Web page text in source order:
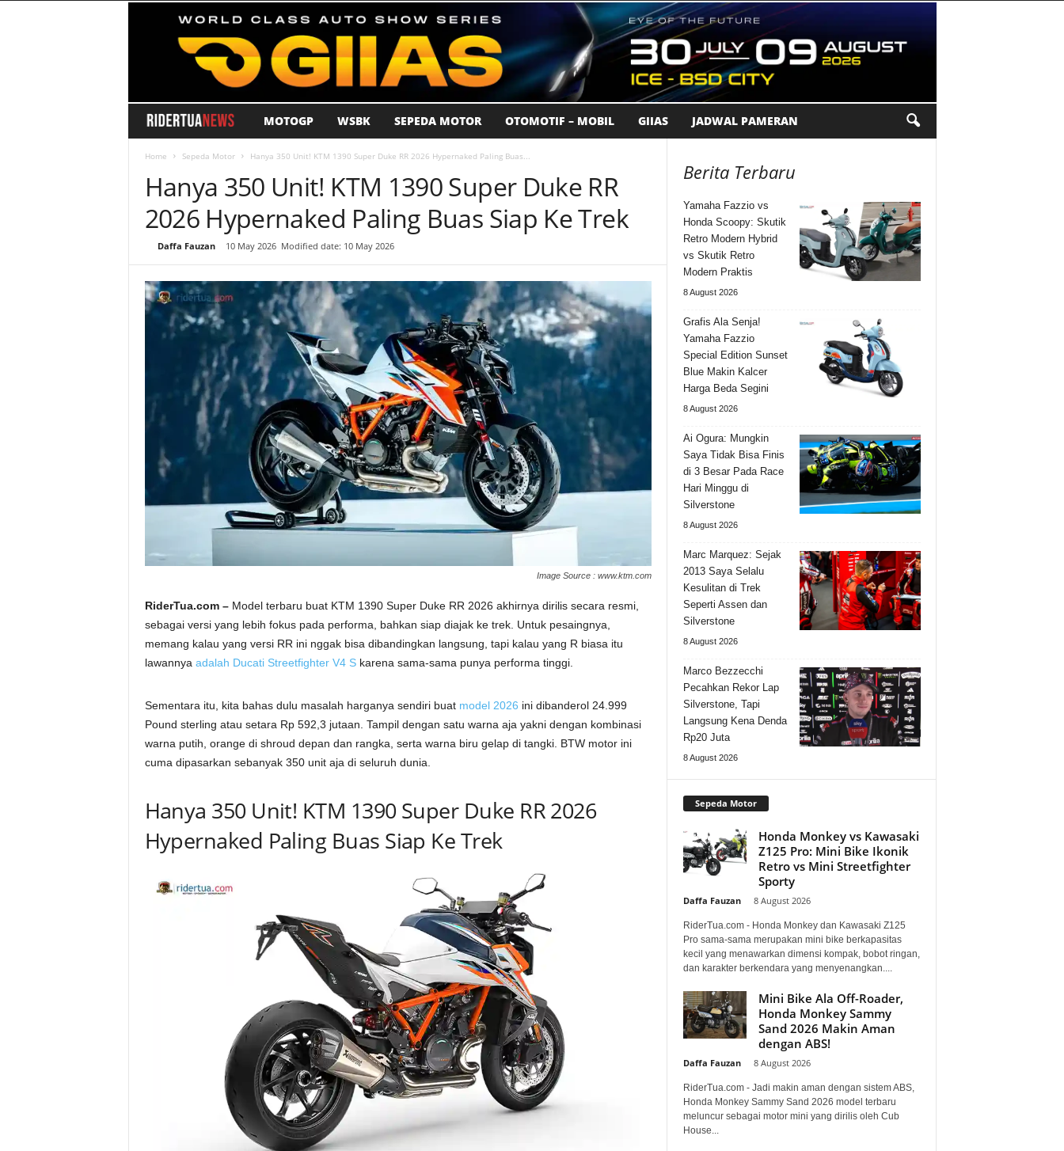
i
d
e
T
u
a
.
c
o
m
MOTOGP WSBK SEPEDA MOTOR OTOMOTIF – MOBIL GIIAS JADWAL PAMERAN
Home Sepeda Motor Hanya 350 Unit! KTM 1390 Super Duke RR 2026 Hypernaked Paling Buas...
Hanya 350 Unit! KTM 1390 Super Duke RR
2026 Hypernaked Paling Buas Siap Ke Trek
Daffa Fauzan- 10 May 2026 Modified date: 10 May 2026
Image Source : www.ktm.com
RiderTua.com –Model terbaru buat KTM 1390 Super Duke RR 2026 akhirnya dirilis secara resmi,
sebagai versi yang lebih fokus pada performa, bahkan siap diajak ke trek. Untuk pesaingnya,
memang kalau yang versi RR ini nggak bisa dibandingkan langsung, tapi kalau yang R biasa itu
lawannya adalah Ducati Streetfighter V4 Skarena sama-sama punya performa tinggi.
Sementara itu, kita bahas dulu masalah harganya sendiri buat model 2026 ini dibanderol 24.999
Pound sterling atau setara Rp 592,3 jutaan. Tampil dengan satu warna aja yakni dengan kombinasi
warna putih, orange di shroud depan dan rangka, serta warna biru gelap di tangki. BTW motor ini
cuma dipasarkan sebanyak 350 unit aja di seluruh dunia.
Hanya 350 Unit! KTM 1390 Super Duke RR 2026
Hypernaked Paling Buas Siap Ke Trek
Berita Terbaru
Yamaha Fazzio vs
Honda Scoopy: Skutik
Retro Modern Hybrid
vs Skutik Retro
Modern Praktis
8 August 2026
Grafis Ala Senja!
Yamaha Fazzio
Special Edition Sunset
Blue Makin Kalcer
Harga Beda Segini
8 August 2026
Ai Ogura: Mungkin
Saya Tidak Bisa Finis
di 3 Besar Pada Race
Hari Minggu di
Silverstone
8 August 2026
Marc Marquez: Sejak
2013 Saya Selalu
Kesulitan di Trek
Seperti Assen dan
Silverstone
8 August 2026
Marco Bezzecchi
Pecahkan Rekor Lap
Silverstone, Tapi
Langsung Kena Denda
Rp20 Juta
8 August 2026
Sepeda Motor
Honda Monkey vs Kawasaki
Z125 Pro: Mini Bike Ikonik
Retro vs Mini Streetfighter
Sporty
Daffa Fauzan 8 August 2026
RiderTua.com - Honda Monkey dan Kawasaki Z125
Pro sama-sama merupakan mini bike berkapasitas
kecil yang menawarkan dimensi kompak, bobot ringan,
dan karakter berkendara yang menyenangkan....
Mini Bike Ala Off-Roader,
Honda Monkey Sammy
Sand 2026 Makin Aman
dengan ABS!
Daffa Fauzan 8 August 2026
RiderTua.com - Jadi makin aman dengan sistem ABS,
Honda Monkey Sammy Sand 2026 model terbaru
meluncur sebagai motor mini yang dirilis oleh Cub
House...